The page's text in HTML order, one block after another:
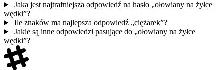
Jaka jest najtrafniejsza odpowiedź na hasło „ołowiany na żyłce
wędki”?
Ile znaków ma najlepsza odpowiedź „ciężarek”?
Jakie są inne odpowiedzi pasujące do „ołowiany na żyłce
wędki”?